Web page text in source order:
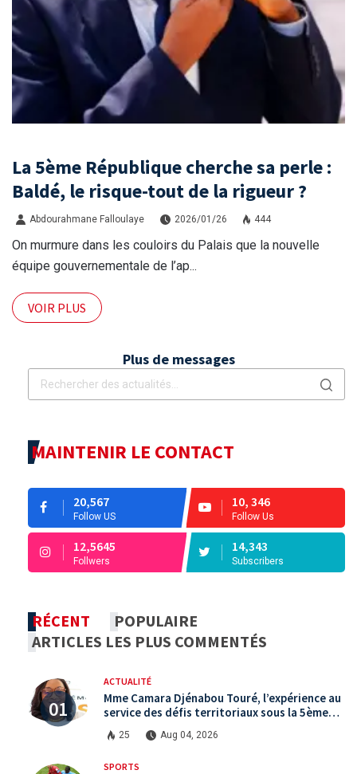
La 5ème République cherche sa perle :
Baldé, le risque-tout de la rigueur ?
Abdourahmane Falloulaye 2026/01/26 444
On murmure dans les couloirs du Palais que la nouvelle
équipe gouvernementale de l’ap...
VOIR PLUS
Plus de messages
MAINTENIR LE CONTACT
20,567
Follow US
10, 346
Follow Us
12,5645
Follwers
14,343
Subscribers
RÉCENT
POPULAIRE
ARTICLES LES PLUS COMMENTÉS
ACTUALITÉ
Mme Camara Djénabou Touré, l’expérience au
service des défis territoriaux sous la 5ème
République
25 Aug 04, 2026
SPORTS